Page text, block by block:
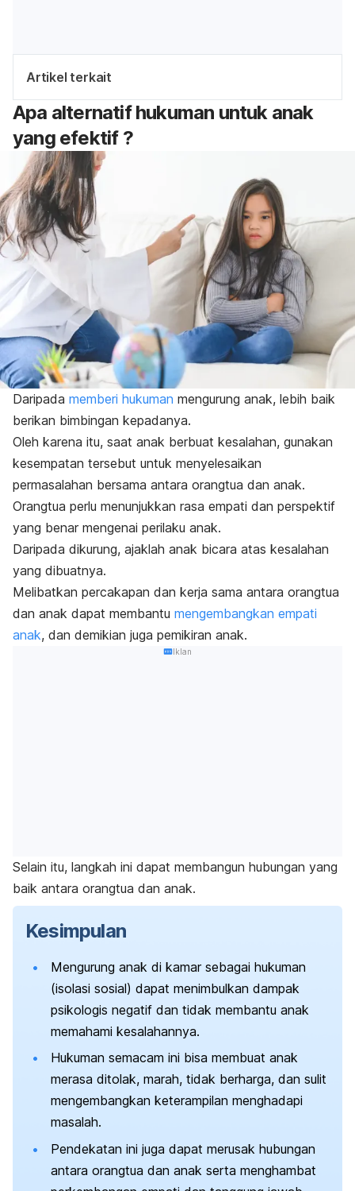
Artikel terkait
Apa alternatif hukuman untuk anak
yang efektif ?
Daripada memberi hukuman mengurung anak, lebih baik
berikan bimbingan kepadanya.
Oleh karena itu, saat anak berbuat kesalahan, gunakan
kesempatan tersebut untuk menyelesaikan
permasalahan bersama antara orangtua dan anak.
Orangtua perlu menunjukkan rasa empati dan perspektif
yang benar mengenai perilaku anak.
Daripada dikurung, ajaklah anak bicara atas kesalahan
yang dibuatnya.
Melibatkan percakapan dan kerja sama antara orangtua
dan anak dapat membantu mengembangkan empati
anak, dan demikian juga pemikiran anak.
Iklan
Selain itu, langkah ini dapat membangun hubungan yang
baik antara orangtua dan anak.
Kesimpulan
Mengurung anak di kamar sebagai hukuman
(isolasi sosial) dapat menimbulkan dampak
psikologis negatif dan tidak membantu anak
memahami kesalahannya.
Hukuman semacam ini bisa membuat anak
merasa ditolak, marah, tidak berharga, dan sulit
mengembangkan keterampilan menghadapi
masalah.
Pendekatan ini juga dapat merusak hubungan
antara orangtua dan anak serta menghambat